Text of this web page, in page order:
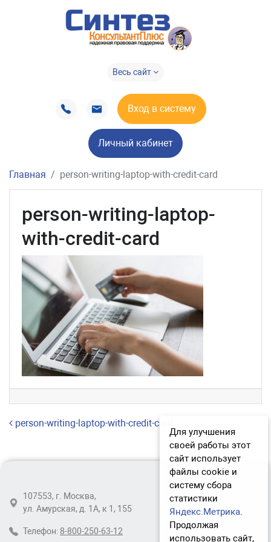
Весь сайт
Вход в систему
Личный кабинет
Главная person-writing-laptop-with-credit-card
person-writing-laptop-
with-credit-card
Навигация по записям
person-writing-laptop-with-credit-card
107553, г. Москва,
ул. Амурская, д. 1А, к 1, 155
Телефон: 8-800-250-63-12
Для улучшения
своей работы этот
сайт использует
файлы cookie и
систему сбора
статистики
Яндекс.Метрика.
Продолжая
использовать сайт,